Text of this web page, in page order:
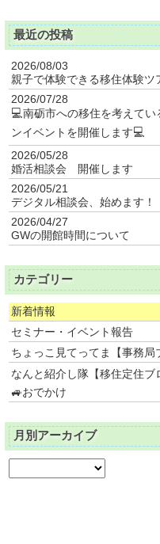
最近の投稿
2026/08/03
親子で体験できる移住体験ツ
2026/07/28
💻南砺市への移住を考えて
ンイベントを開催します💻
2026/05/28
婚活相談会 開催します
2026/05/21
デジタル相談会、始めます！
2026/04/27
GWの開館時間について
カテゴリー
新着情報
セミナー・イベント報告
ちょっこ見てってま【事務局
なんと紹介し隊【移住定住
🚙おでかけ
月別アーカイブ